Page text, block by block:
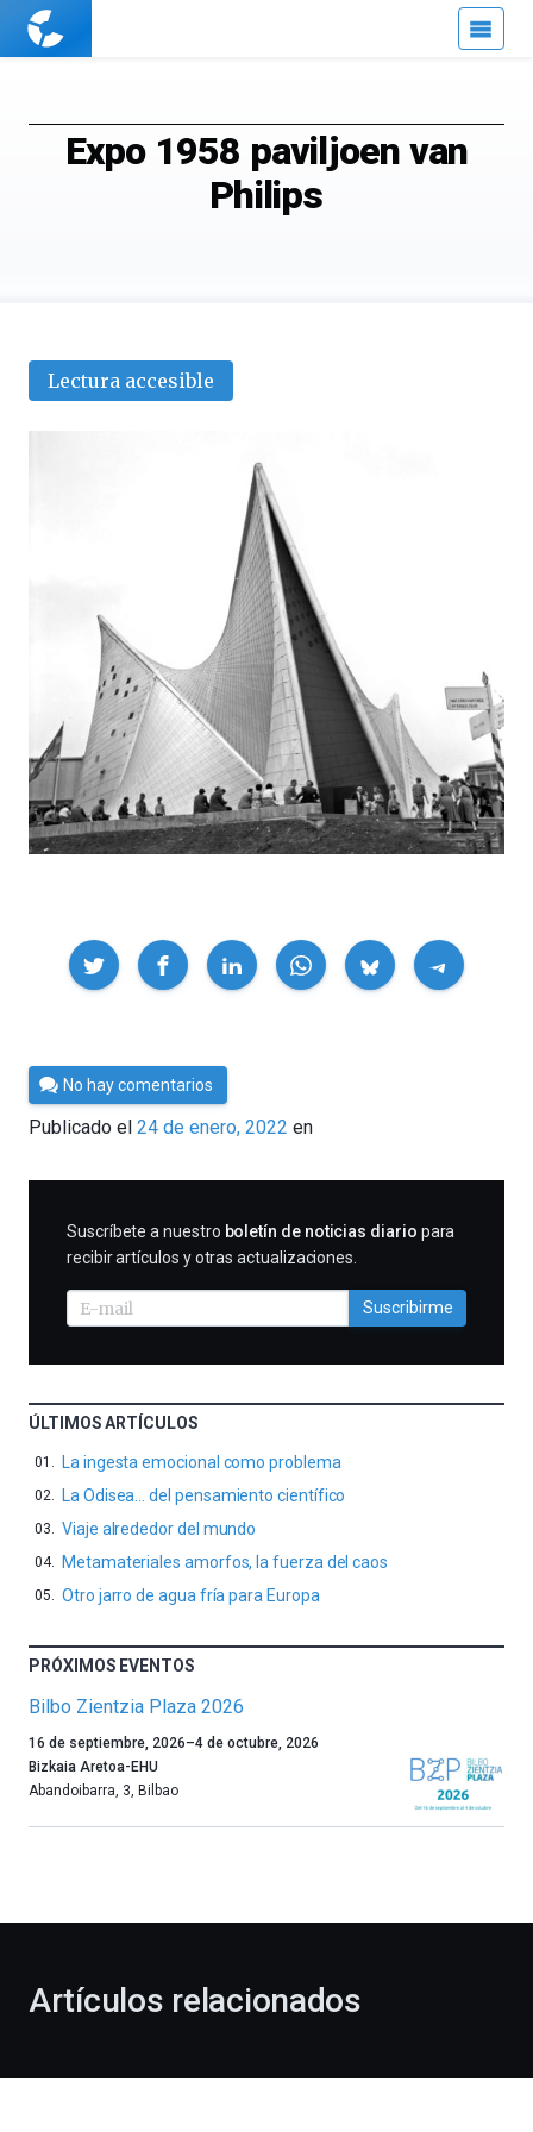
Cuaderno
Expo 1958 paviljoen van
Philips
Lectura accesible
Compartir
Por
César
Tomé
No hay comentarios
Publicado el 24 de enero, 2022 en
SUSCRIBIRME
Suscríbete a nuestro boletín de noticias diario para
recibir artículos y otras actualizaciones.
Suscribirme
ÚLTIMOS ARTÍCULOS
La ingesta emocional como problema
La Odisea… del pensamiento científico
Viaje alrededor del mundo
Metamateriales amorfos, la fuerza del caos
Otro jarro de agua fría para Europa
PRÓXIMOS EVENTOS
Bilbo Zientzia Plaza 2026
Un
año
más,
celebración
novena
16 de septiembre, 2026–4 de octubre, 2026
Bizkaia Aretoa-EHU
Abandoibarra, 3, Bilbao
Artículos relacionados